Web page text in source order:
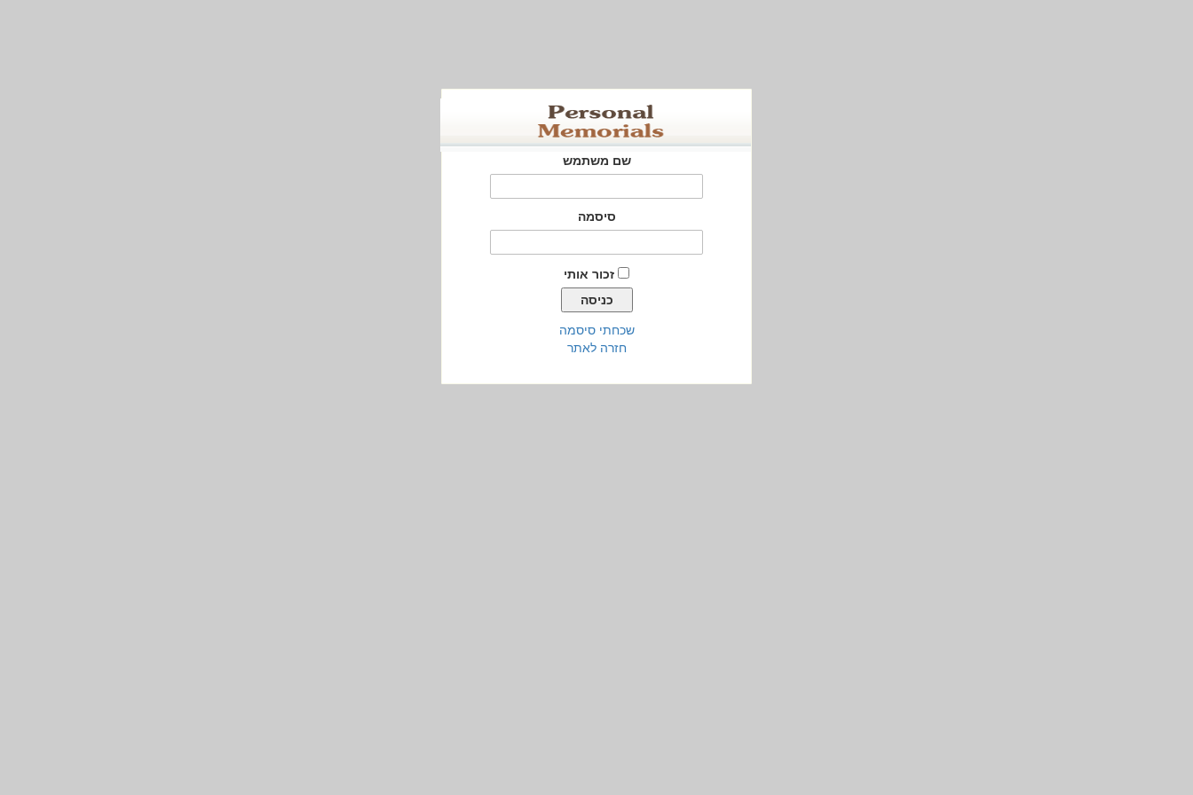
שם משתמש
סיסמה
זכור אותי
שכחתי סיסמה
חזרה לאתר